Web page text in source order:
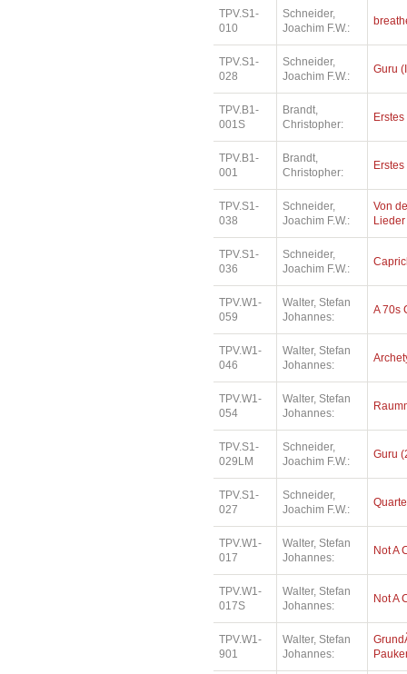
TPV.S1-
010
Schneider,
Joachim F.W.:
TPV.S1-
028
Schneider,
Joachim F.W.:
Guru
TPV.B1-
001S
Brandt,
Christopher:
TPV.B1-
001
Brandt,
Christopher:
TPV.S1-
038
Schneider,
Joachim F.W.:
Von
Lieder
TPV.S1-
036
Schneider,
Joachim F.W.:
TPV.W1-
059
Walter, Stefan
Johannes:
A 70s
TPV.W1-
046
Walter, Stefan
Johannes:
TPV.W1-
054
Walter, Stefan
Johannes:
TPV.S1-
029LM
Schneider,
Joachim F.W.:
Guru
TPV.S1-
027
Schneider,
Joachim F.W.:
TPV.W1-
017
Walter, Stefan
Johannes:
Not A
TPV.W1-
017S
Walter, Stefan
Johannes:
Not A
TPV.W1-
901
Walter, Stefan
Johannes: